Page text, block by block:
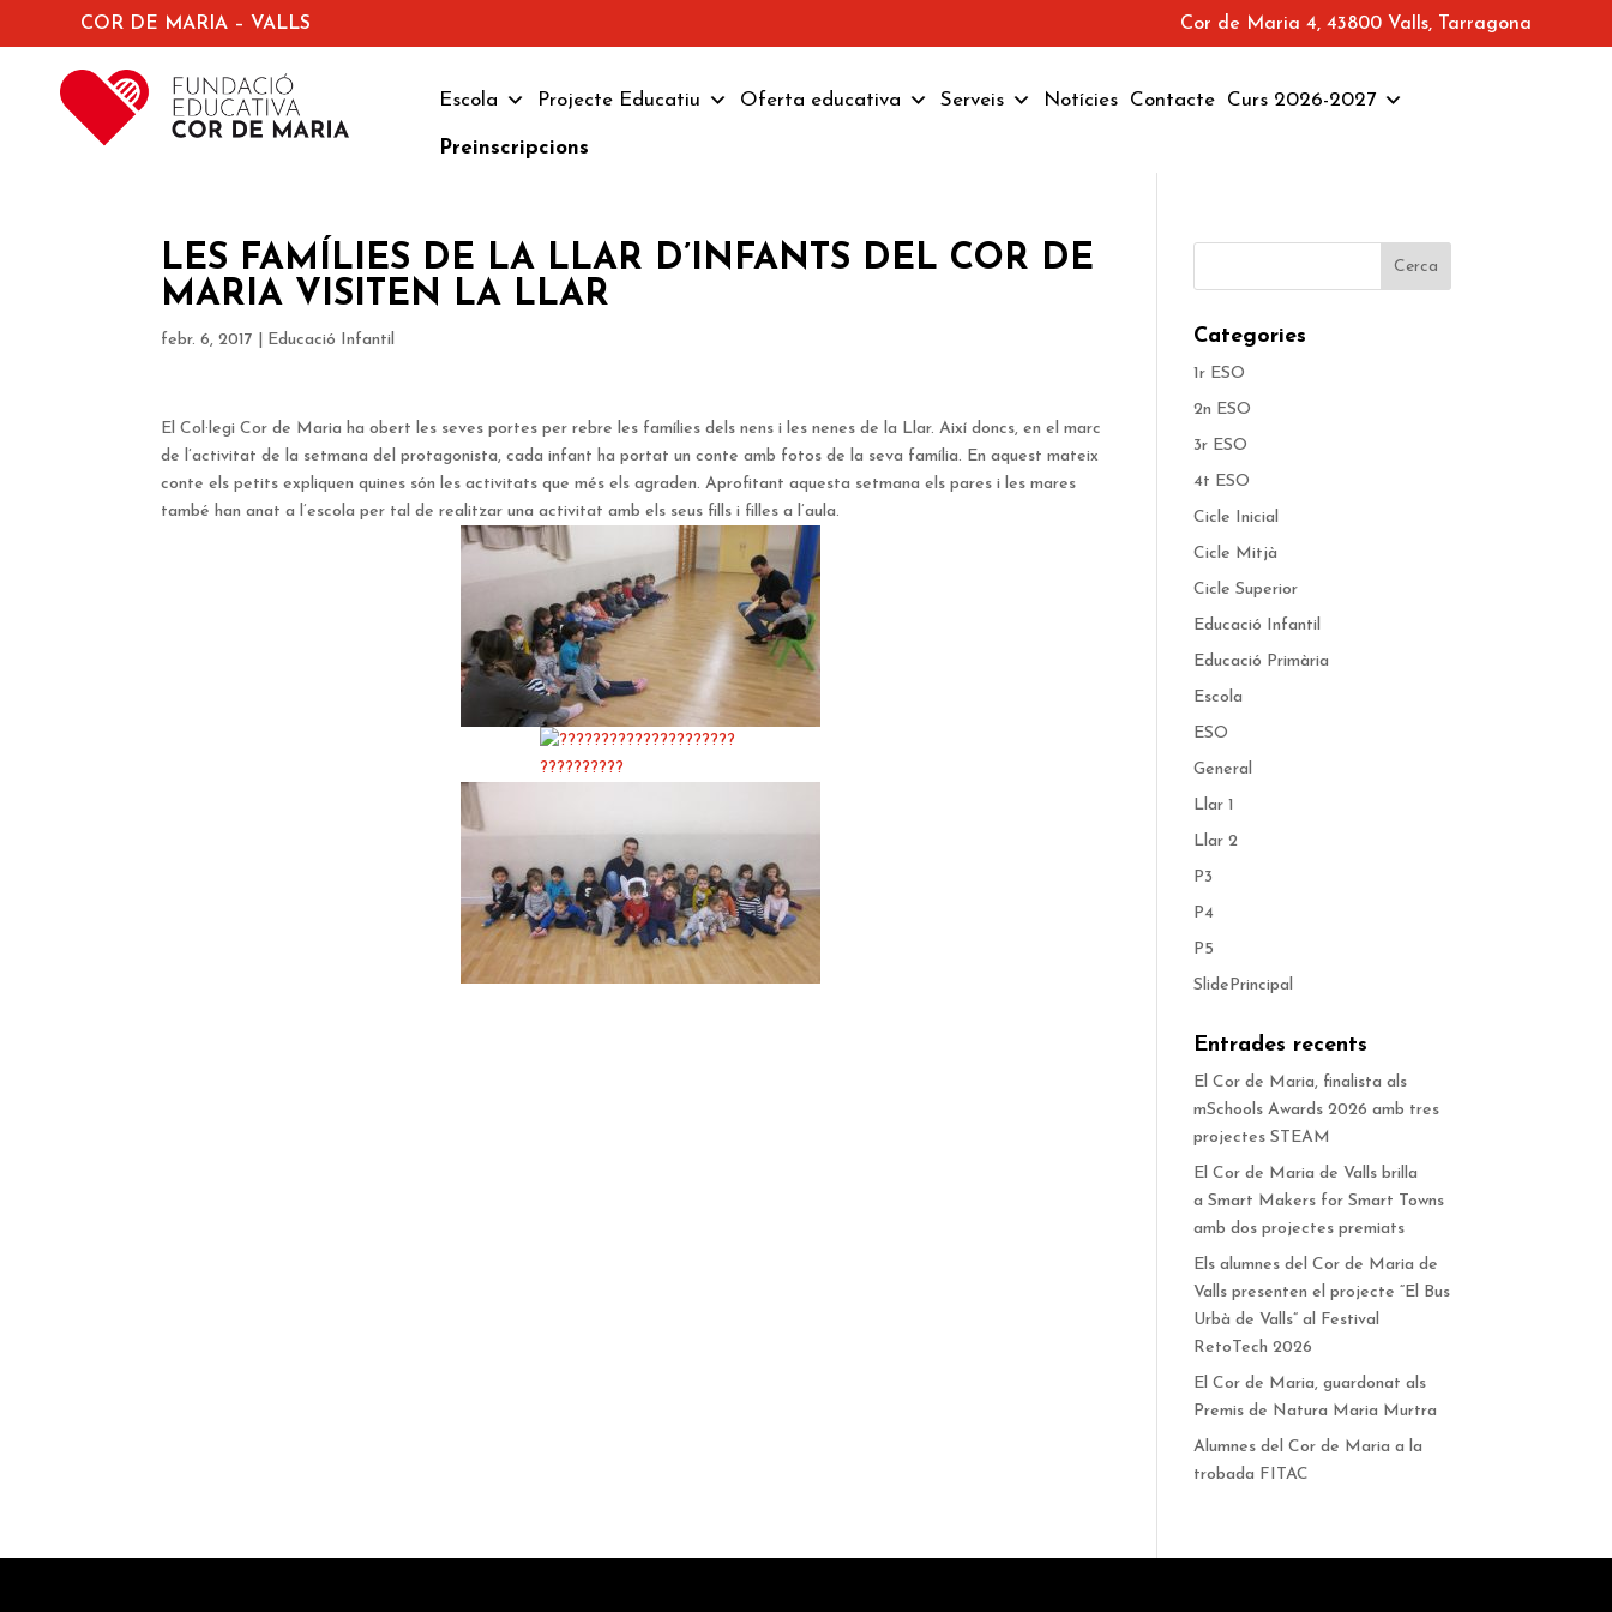
COR DE MARIA – VALLS Cor de Maria 4, 43800 Valls, Tarragona
Escola Projecte Educatiu Oferta educativa Serveis Notícies Contacte Curs 2026-2027
Preinscripcions
LES FAMÍLIES DE LA LLAR D’INFANTS DEL COR DE
MARIA VISITEN LA LLAR
febr. 6, 2017 Educació Infantil
El Col·legi Cor de Maria ha obert les seves portes per rebre les famílies dels nens i les nenes de la Llar. Així doncs, en el marc
de l’activitat de la setmana del protagonista, cada infant ha portat un conte amb fotos de la seva família. En aquest mateix
conte els petits expliquen quines són les activitats que més els agraden. Aprofitant aquesta setmana els pares i les mares
també han anat a l’escola per tal de realitzar una activitat amb els seus fills i filles a l’aula.
Categories
1r ESO
2n ESO
3r ESO
4t ESO
Cicle Inicial
Cicle Mitjà
Cicle Superior
Educació Infantil
Educació Primària
Escola
ESO
General
Llar 1
Llar 2
P3
P4
P5
SlidePrincipal
Entrades recents
El Cor de Maria, finalista als
mSchools Awards 2026 amb tres
projectes STEAM
El Cor de Maria de Valls brilla
a Smart Makers for Smart Towns
amb dos projectes premiats
Els alumnes del Cor de Maria de
Valls presenten el projecte “El Bus
Urbà de Valls” al Festival
RetoTech 2026
El Cor de Maria, guardonat als
Premis de Natura Maria Murtra
Alumnes del Cor de Maria a la
trobada FITAC